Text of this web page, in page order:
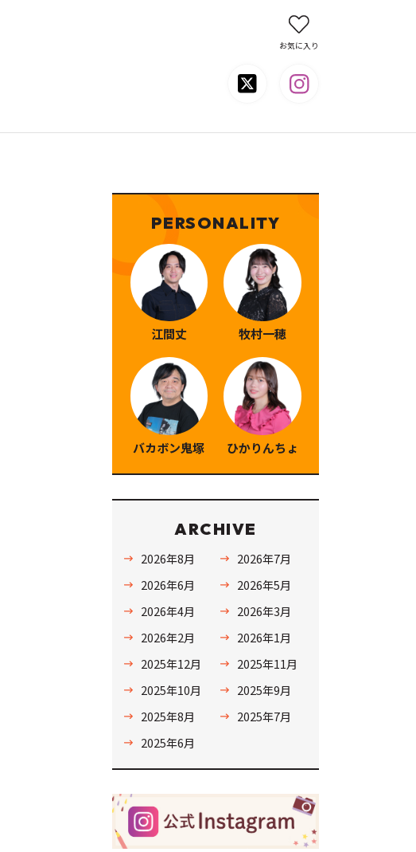
お気に入り
PERSONALITY
江間丈 牧村一穂
バカボン鬼塚 ひかりんちょ
ARCHIVE
2026年8月
2026年7月
2026年6月
2026年5月
2026年4月
2026年3月
2026年2月
2026年1月
2025年12月
2025年11月
2025年10月
2025年9月
2025年8月
2025年7月
2025年6月